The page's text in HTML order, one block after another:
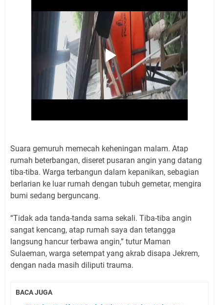
Suara gemuruh memecah keheningan malam. Atap
rumah beterbangan, diseret pusaran angin yang datang
tiba-tiba. Warga terbangun dalam kepanikan, sebagian
berlarian ke luar rumah dengan tubuh gemetar, mengira
bumi sedang berguncang.
“Tidak ada tanda-tanda sama sekali. Tiba-tiba angin
sangat kencang, atap rumah saya dan tetangga
langsung hancur terbawa angin,” tutur Maman
Sulaeman, warga setempat yang akrab disapa Jekrem,
dengan nada masih diliputi trauma.
BACA JUGA